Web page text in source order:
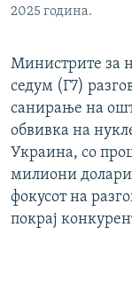
2025 година.
Министрите за
седум (Г7)
санирање на
обвивка на
Украина, со
милиони
фокусот на
покрај